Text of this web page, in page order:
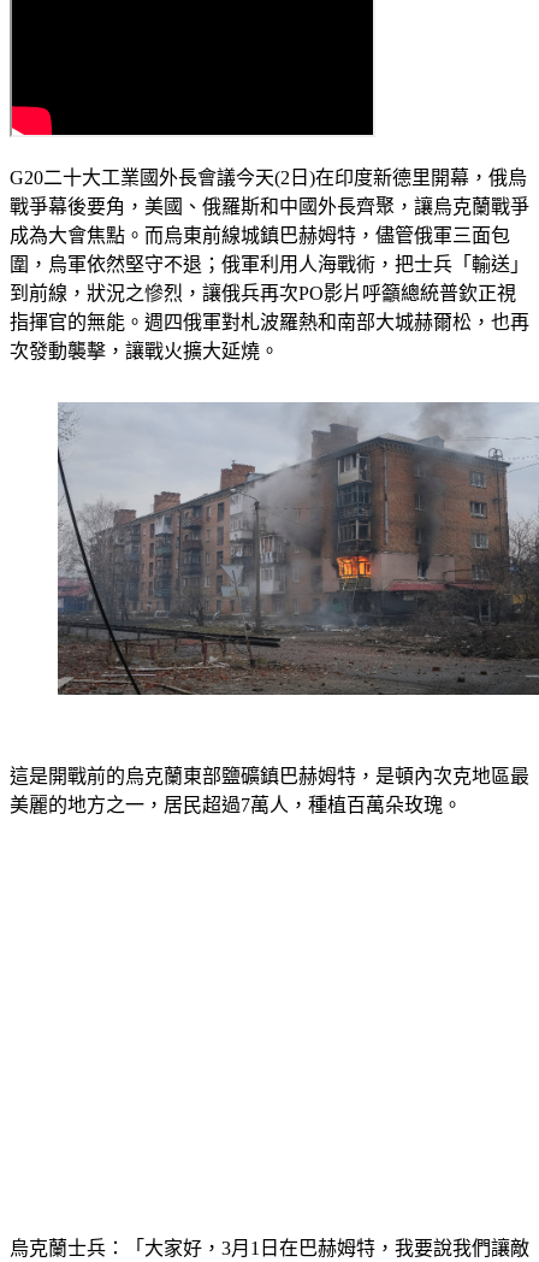
G20二十大工業國外長會議今天(2日)在印度新德里開幕，俄烏
戰爭幕後要角，美國、俄羅斯和中國外長齊聚，讓烏克蘭戰爭
成為大會焦點。而烏東前線城鎮巴赫姆特，儘管俄軍三面包
圍，烏軍依然堅守不退；俄軍利用人海戰術，把士兵「輸送」
到前線，狀況之慘烈，讓俄兵再次PO影片呼籲總統普欽正視
指揮官的無能。週四俄軍對札波羅熱和南部大城赫爾松，也再
次發動襲擊，讓戰火擴大延燒。
這是開戰前的烏克蘭東部鹽礦鎮巴赫姆特，是頓內次克地區最
美麗的地方之一，居民超過7萬人，種植百萬朵玫瑰。
烏克蘭士兵：「大家好，3月1日在巴赫姆特，我要說我們讓敵